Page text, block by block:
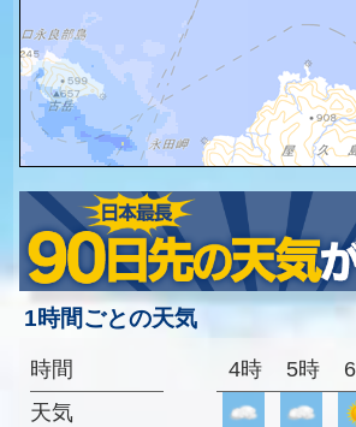
1時間ごとの天気
時間
天気
4時 5時